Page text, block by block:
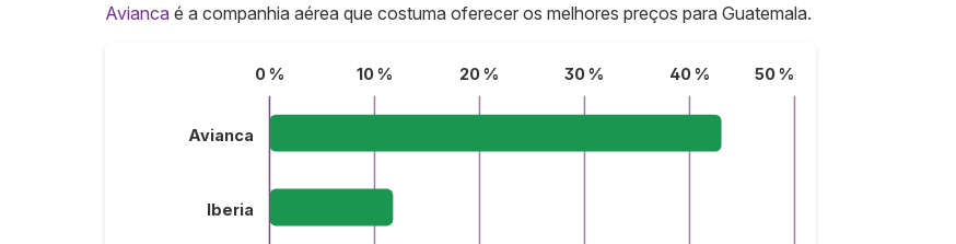
Avianca é a companhia aérea que costuma oferecer os melhores preços para Guatemala.
0 % 10 % 20 % 30 % 40 % 50 %
Avianca
Iberia